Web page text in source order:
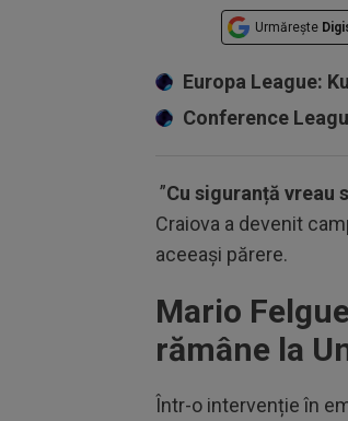
Urmărește
Europa League:
Conference
”Cu siguranță vreau
Craiova a devenit
aceeași părere.
Mario
rămâne la
Într-o intervenție în